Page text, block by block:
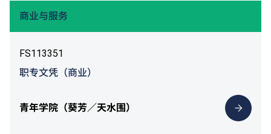
商业与服务
FS113351
职专文凭（商业）
青年学院（葵芳／天水围）